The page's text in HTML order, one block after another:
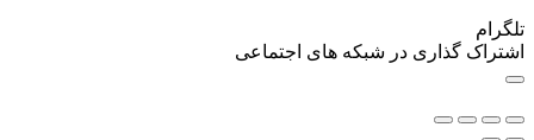
تلگرام
اشتراک گذاری در شبکه های اجتماعی